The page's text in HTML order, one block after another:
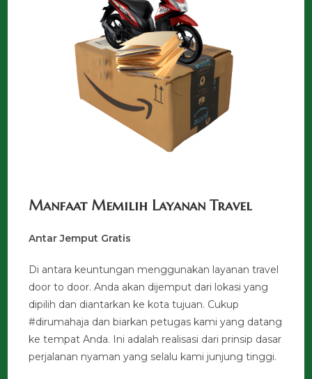
Manfaat Memilih Layanan Travel
Antar Jemput Gratis
Di antara keuntungan menggunakan layanan travel
door to door. Anda akan dijemput dari lokasi yang
dipilih dan diantarkan ke kota tujuan. Cukup
#dirumahaja dan biarkan petugas kami yang datang
ke tempat Anda. Ini adalah realisasi dari prinsip dasar
perjalanan nyaman yang selalu kami junjung tinggi.